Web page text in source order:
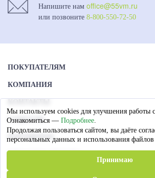
Напишите нам office@55vm.ru
или позвоните 8-800-550-72-50
ПОКУПАТЕЛЯМ
Акции
Доставка
Оплата
КОМПАНИЯ
Магазины
г. Омск.
Ул. 26-я Северная - 13а,
лит А
СОЦСЕТИ
ПАРТНЕРАМ
Мы используем cookies для улучшения работы
Ознакомиться — Подробнее.
Продолжая пользоваться сайтом, вы даёте
персональных данных и использования файлов
Принимаю